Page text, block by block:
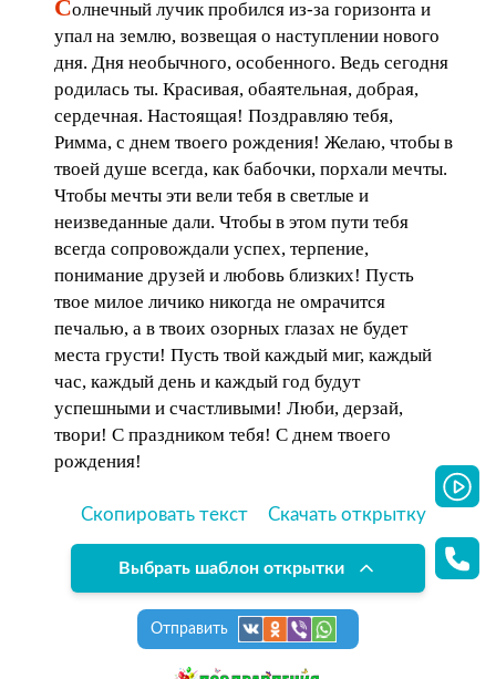
олнечный лучик пробился из-за горизонта и
упал на землю, возвещая о наступлении нового
дня. Дня необычного, особенного. Ведь сегодня
родилась ты. Красивая, обаятельная, добрая,
сердечная. Настоящая! Поздравляю тебя,
Римма, с днем твоего рождения! Желаю, чтобы в
твоей душе всегда, как бабочки, порхали мечты.
Чтобы мечты эти вели тебя в светлые и
неизведанные дали. Чтобы в этом пути тебя
всегда сопровождали успех, терпение,
понимание друзей и любовь близких! Пусть
твое милое личико никогда не омрачится
печалью, а в твоих озорных глазах не будет
места грусти! Пусть твой каждый миг, каждый
час, каждый день и каждый год будут
успешными и счастливыми! Люби, дерзай,
твори! С праздником тебя! С днем твоего
рождения!
Скопировать текст Скачать открытку
Выбрать шаблон открытки
Отправить